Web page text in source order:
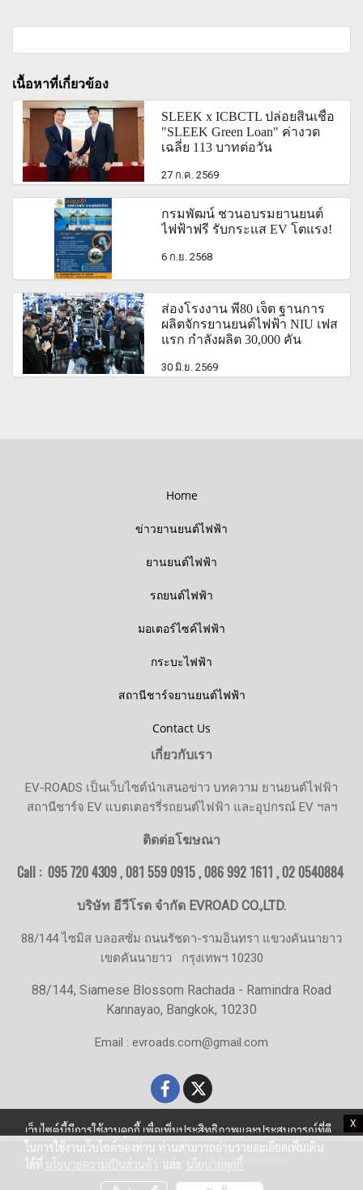
X
เนื้อหาที่เกี่ยวข้อง
SLEEK x ICBCTL ปล่อยสินเชื่อ
"SLEEK Green Loan" ค่างวด
เฉลี่ย 113 บาทต่อวัน
27 ก.ค. 2569
กรมพัฒน์ ชวนอบรมยานยนต์
ไฟฟ้าฟรี รับกระแส EV โตแรง!
6 ก.ย. 2568
ส่องโรงงาน พี80 เจ็ต ฐานการ
ผลิตจักรยานยนต์ไฟฟ้า NIU เฟส
แรก กำลังผลิต 30,000 คัน
30 มิ.ย. 2569
Home
ข่าวยานยนต์ไฟฟ้า
ยานยนต์ไฟฟ้า
รถยนต์ไฟฟ้า
มอเตอร์ไซค์ไฟฟ้า
กระบะไฟฟ้า
สถานีชาร์จยานยนต์ไฟฟ้า
Contact Us
เกี่ยวกับเรา
EV-ROADS เป็นเว็บไซต์นำเสนอข่าว บทความ ยานยนต์ไฟฟ้า
สถานีชาร์จ EV แบตเตอรรี่รถยนต์ไฟฟ้า และอุปกรณ์ EV ฯลฯ
ติดต่อโฆษณา
Call : 095 720 4309 , 081 559 0915 , 086 992 1611 ,02 0540884
บริษัท อีวีโรด จำกัด EVROAD CO.,LTD.
88/144 ไซมิส บลอสซั่ม ถนนรัชดา-รามอินทรา แขวงคันนายาว
เขตคันนายาว กรุงเทพฯ 10230
88/144, Siamese Blossom Rachada - Ramindra Road
Kannayao, Bangkok, 10230
Email : evroads.com@gmail.com
© Copyright EV-Roads.com All Right Reserved
เว็บไซต์นี้มีการใช้งานคุกกี้ เพื่อเพิ่มประสิทธิภาพและประสบการณ์ที่ดี
ในการใช้งานเว็บไซต์ของท่าน ท่านสามารถอ่านรายละเอียดเพิ่มเติม
ได้ที่ นโยบายความเป็นส่วนตัว และ นโยบายคุกกี้